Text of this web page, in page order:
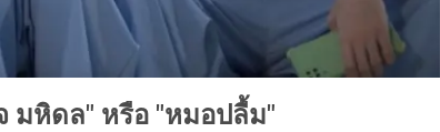
มหิดล" หรือ "หมอปลื้ม"